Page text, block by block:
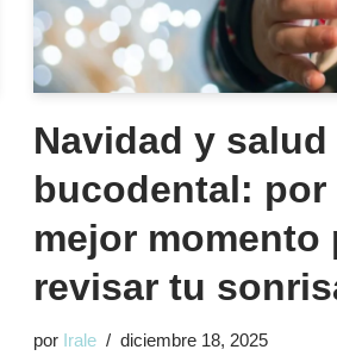
Navidad y salud
bucodental: por
mejor momento
revisar tu
por Irale diciembre 18, 2025